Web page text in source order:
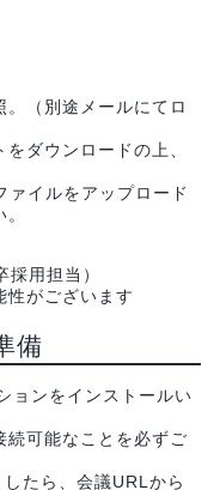
（別途メールにてロ
ダウンロードの上、
ァイルをアップロード
用担当）
がございます
備
ョンをインストールい
続可能なことを必ずご
たら、会議URLから